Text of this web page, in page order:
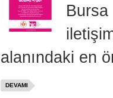
Bursa
alanındaki en
DEVAMI